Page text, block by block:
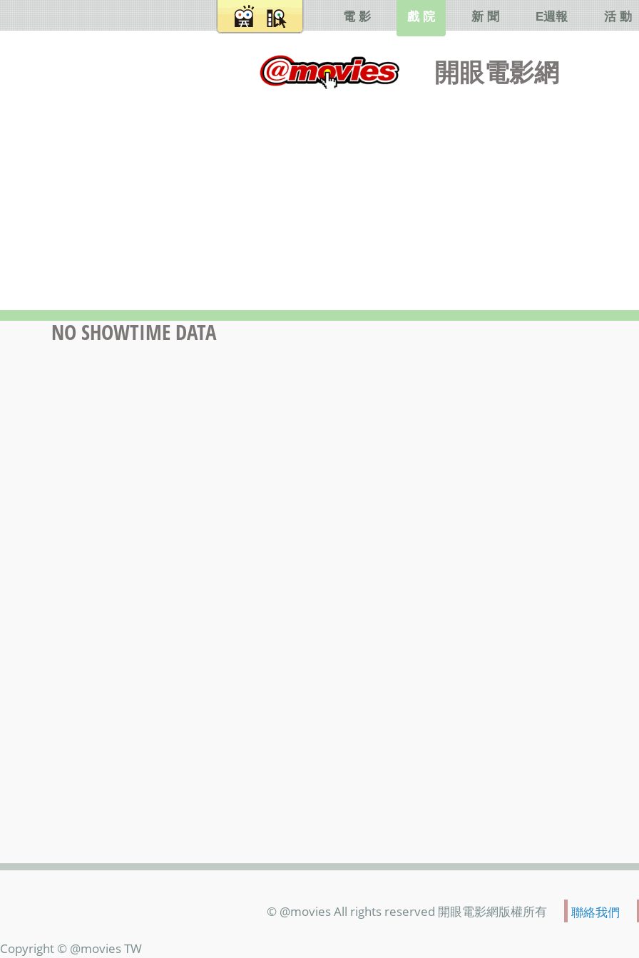
開眼電影網
電 影 戲 院 新 聞 E週報 活 動
NO SHOWTIME DATA
© @movies All rights reserved 開眼電影網版權所有 聯絡我們
Copyright © @movies TW